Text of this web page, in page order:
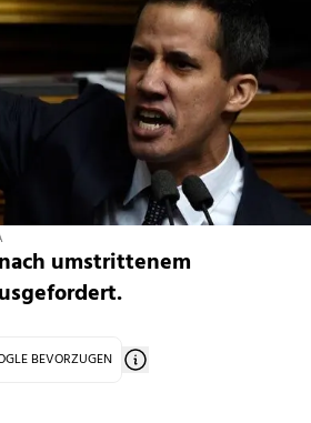
umstrittenem
BEVORZUGEN